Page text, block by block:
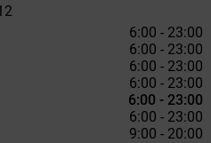
6:00 - 23:00
6:00 - 23:00
6:00 - 23:00
6:00 - 23:00
6:00 - 23:00
6:00 - 23:00
9:00 - 20:00